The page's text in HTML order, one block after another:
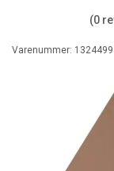
(0
Varenummer: 1324499